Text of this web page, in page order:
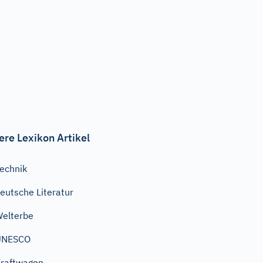
Lexikon Artikel
Literatur